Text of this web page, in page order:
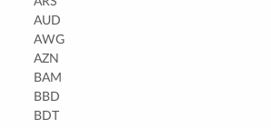
AUD
AWG
AZN
BAM
BBD
BDT